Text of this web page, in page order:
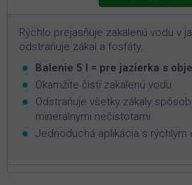
Rýchlo prejasňuje zakalenú vodu v
odstraňuje zákal a fosfáty.
Balenie 5 l = pre jazierka s
Okamžite čistí zakalenú vodu
Odstraňuje všetky zákaly
minerálnymi nečistotami
Jednoduchá aplikácia s rýchlym